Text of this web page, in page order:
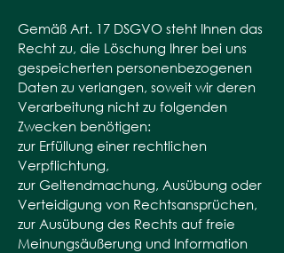
Gemäß Art. 17 DSGVO steht Ihnen das
Recht zu, die Löschung Ihrer bei uns
gespeicherten personenbezogenen
Daten zu verlangen, soweit wir deren
Verarbeitung nicht zu folgenden
Zwecken benötigen:
zur Erfüllung einer rechtlichen
Verpflichtung,
zur Geltendmachung, Ausübung oder
Verteidigung von Rechtsansprüchen,
zur Ausübung des Rechts auf freie
Meinungsäußerung und Information